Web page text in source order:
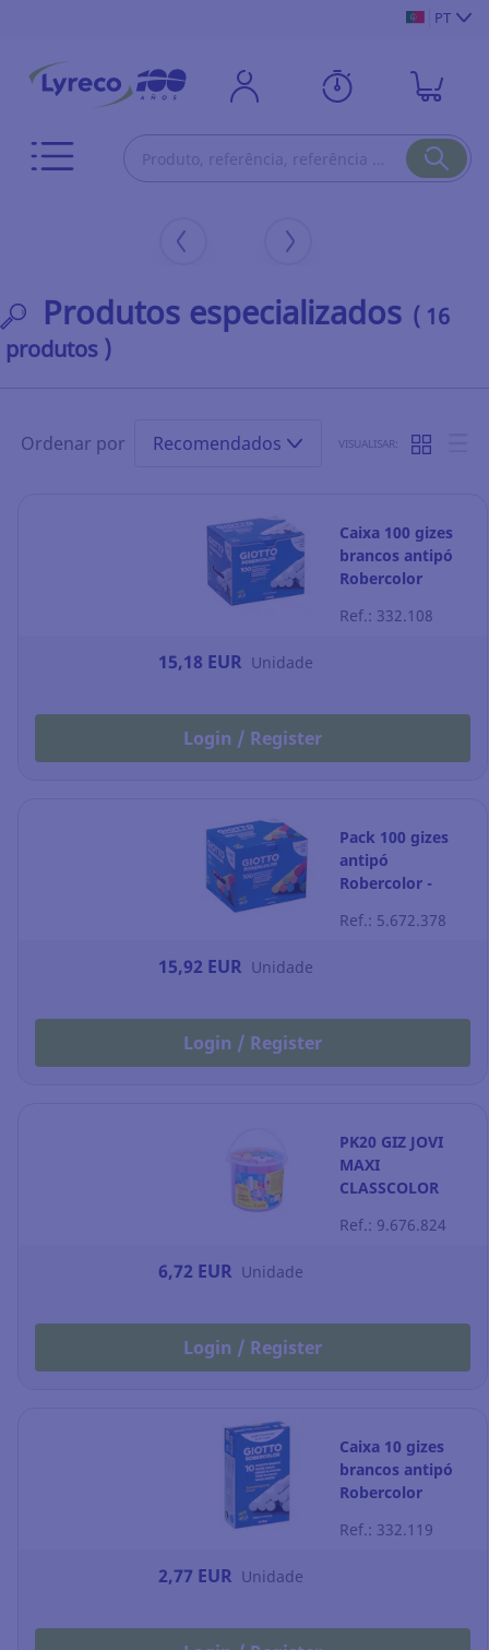
PT
Produtos especializados ( 16
produtos )
Ordenar por Recomendados VISUALISAR:
Caixa 100 gizes
brancos antipó
Robercolor
Ref.: 332.108
15,18 EUR Unidade
Login / Register
Pack 100 gizes
antipó
Robercolor -
Ref.: 5.672.378
15,92 EUR Unidade
Login / Register
PK20 GIZ JOVI
MAXI
CLASSCOLOR
Ref.: 9.676.824
6,72 EUR Unidade
Login / Register
Caixa 10 gizes
brancos antipó
Robercolor
Ref.: 332.119
2,77 EUR Unidade